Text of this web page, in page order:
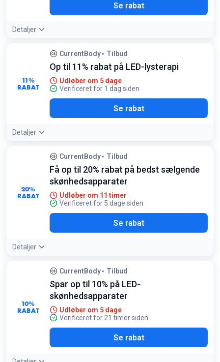
Se rabat
Detaljer
11%
RABAT
CurrentBody Tilbud
Op til 11% rabat på LED-lysterapi
Udløber om 5 dage
Verificeret for 1 dag siden
Se rabat
Detaljer
20%
RABAT
CurrentBody Tilbud
Få op til 20% rabat på bedst sælgende
skønhedsapparater
Udløber om 11 timer
Verificeret for 5 dage siden
Se rabat
Detaljer
10%
RABAT
CurrentBody Tilbud
Spar op til 10% på LED-
skønhedsapparater
Udløber om 5 dage
Verificeret for 21 timer siden
Se rabat